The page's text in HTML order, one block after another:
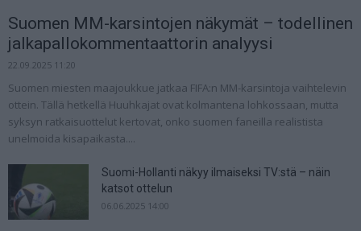
Suomen MM-karsintojen näkymät – todellinen
jalkapallokommentaattorin analyysi
22.09.2025 11:20
Suomen miesten maajoukkue jatkaa FIFA:n MM-karsintoja vaihtelevin
ottein. Tällä hetkellä Huuhkajat ovat kolmantena lohkossaan, mutta
syksyn ratkaisuottelut kertovat, onko suomen faneilla realistista
unelmoida kisapaikasta....
Suomi-Hollanti näkyy ilmaiseksi TV:stä – näin
katsot ottelun
06.06.2025 14:00